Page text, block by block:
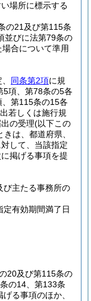
場所に標示する
の21及び第115条
並びに法第79条の
合について準用
同条第2項に規
5項、第78条の5各
第115条の15各
若しくは施行規
の受理(以下この
きは、都道府県、
して、当該指定
掲げる事項を提
び主たる事務所の
有効期間満了日
20及び第115条の
の14、第133条
る事項のほか、